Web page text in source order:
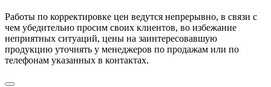
Работы по корректировке цен ведутся непрерывно, в связи с
чем убедительно просим своих клиентов, во избежание
неприятных ситуаций, цены на заинтересовавшую
продукцию уточнять у менеджеров по продажам или по
телефонам указанных в контактах.